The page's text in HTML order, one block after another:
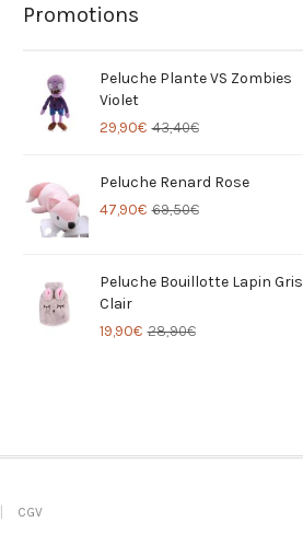
Promotions
Peluche Plante VS Zombies
Violet
43,40€
29,90€
Peluche Renard Rose
69,50€
47,90€
Peluche Bouillotte Lapin Gris
Clair
28,90€
19,90€
CGV